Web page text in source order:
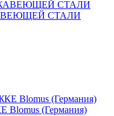
СТАЛИ
(Германия)